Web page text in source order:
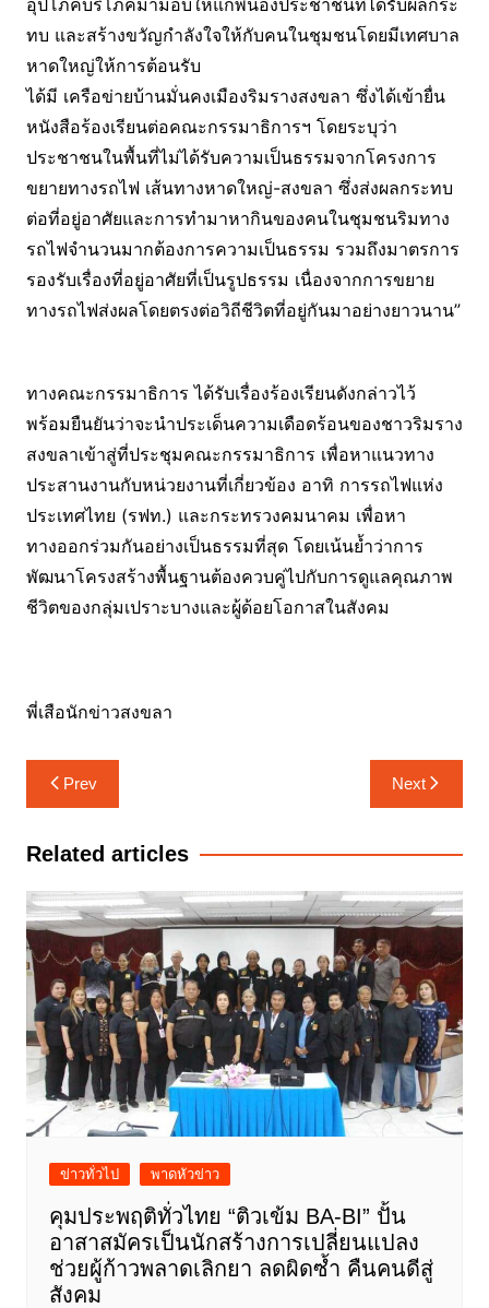
ทบ และสร้างขวัญกำลังใจให้กับคนในชุมชนโดยมีเทศบาล
หาดใหญ่ให้การต้อนรับ
ได้มี เครือข่ายบ้านมั่นคงเมืองริมรางสงขลา ซึ่งได้เข้ายื่น
หนังสือร้องเรียนต่อคณะกรรมาธิการฯ โดยระบุว่า
ประชาชนในพื้นที่ไม่ได้รับความเป็นธรรมจากโครงการ
ขยายทางรถไฟ เส้นทางหาดใหญ่-สงขลา ซึ่งส่งผลกระทบ
ต่อที่อยู่อาศัยและการทำมาหากินของคนในชุมชนริมทาง
รถไฟจำนวนมากต้องการความเป็นธรรม รวมถึงมาตรการ
รองรับเรื่องที่อยู่อาศัยที่เป็นรูปธรรม เนื่องจากการขยาย
ทางรถไฟส่งผลโดยตรงต่อวิถีชีวิตที่อยู่กันมาอย่างยาวนาน”
ทางคณะกรรมาธิการ ได้รับเรื่องร้องเรียนดังกล่าวไว้
พร้อมยืนยันว่าจะนำประเด็นความเดือดร้อนของชาวริมราง
สงขลาเข้าสู่ที่ประชุมคณะกรรมาธิการ เพื่อหาแนวทาง
ประสานงานกับหน่วยงานที่เกี่ยวข้อง อาทิ การรถไฟแห่ง
ประเทศไทย (รฟท.) และกระทรวงคมนาคม เพื่อหา
ทางออกร่วมกันอย่างเป็นธรรมที่สุด โดยเน้นย้ำว่าการ
พัฒนาโครงสร้างพื้นฐานต้องควบคู่ไปกับการดูแลคุณภาพ
ชีวิตของกลุ่มเปราะบางและผู้ด้อยโอกาสในสังคม
พี่เสือนักข่าวสงขลา
แนะแนว
เรื่อง
Prev Next
Related articles
ข่าวทั่วไป พาดหัวข่าว
คุมประพฤติทั่วไทย “ติวเข้ม BA-BI” ปั้น
อาสาสมัครเป็นนักสร้างการเปลี่ยนแปลง
ช่วยผู้ก้าวพลาดเลิกยา ลดผิดซ้ำ คืนคนดีสู่
สังคม